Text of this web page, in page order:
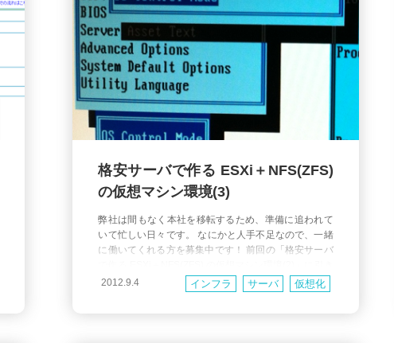
格安サーバで作る ESXi＋NFS(ZFS)
の仮想マシン環境(3)
弊社は間もなく本社を移転するため、準備に追われて
いて忙しい日々です。 なにかと人手不足なので、一緒
に働いてくれる方を募集中です！ 前回の「格安サーバ
続き、今回はいよいよ「仮想マシンホストサーバ」を
構築し、仮想マシンを作ってベンチマークをとりたい
2012.9.4 インフラ サーバ 仮想化